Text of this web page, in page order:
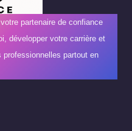
partenaire de confiance
développer votre carrière et
partout en